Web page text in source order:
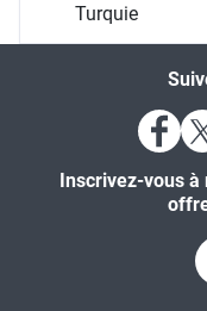
Turquie
Inscrivez-vous